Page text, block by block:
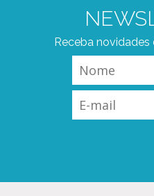
Receba novidades